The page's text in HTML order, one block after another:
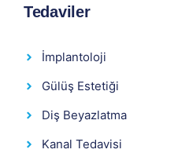
Tedaviler
İmplantoloji
Gülüş Estetiği
Diş Beyazlatma
Kanal Tedavisi